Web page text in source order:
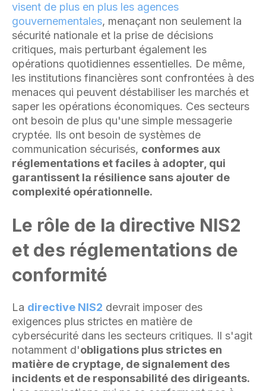
visent de plus en plus les agences
gouvernementales, menaçant non seulement la
sécurité nationale et la prise de décisions
critiques, mais perturbant également les
opérations quotidiennes essentielles. De même,
les institutions financières sont confrontées à des
menaces qui peuvent déstabiliser les marchés et
saper les opérations économiques. Ces secteurs
ont besoin de plus qu'une simple messagerie
cryptée. Ils ont besoin de systèmes de
communication sécurisés, conformes aux
réglementations et faciles à adopter, qui
garantissent la résilience sans ajouter de
complexité opérationnelle.
Le rôle de la directive NIS2
et des réglementations de
conformité
La directive NIS2 devrait imposer des
exigences plus strictes en matière de
cybersécurité dans les secteurs critiques. Il s'agit
notamment d'obligations plus strictes en
matière de cryptage, de signalement des
incidents et de responsabilité des dirigeants.